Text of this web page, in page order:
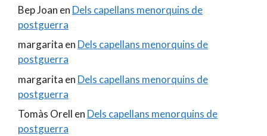
Bep Joan en Dels capellans menorquins de
postguerra
margarita en Dels capellans menorquins de
postguerra
margarita en Dels capellans menorquins de
postguerra
Tomàs Orell en Dels capellans menorquins de
postguerra